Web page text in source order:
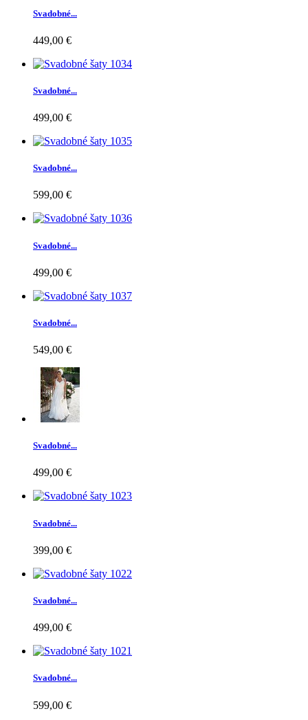
Svadobné...
449,00 €
Svadobné...
499,00 €
Svadobné...
599,00 €
Svadobné...
499,00 €
Svadobné...
549,00 €
Svadobné...
499,00 €
Svadobné...
399,00 €
Svadobné...
499,00 €
Svadobné...
599,00 €